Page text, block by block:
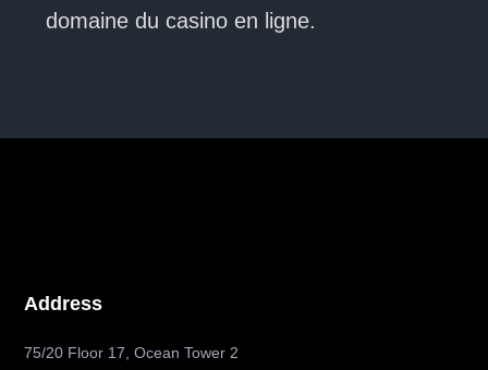
domaine du casino en ligne.
Address
75/20 Floor 17, Ocean Tower 2